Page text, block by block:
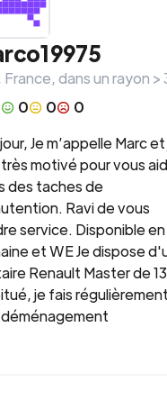
, France, dans un rayon >
0 0
0
Je m’appelle Marc
motivé pour vous
des taches de
Ravi de vous
service. Disponible en
et WE Je dispose
Renault Master de
je fais régulièrement